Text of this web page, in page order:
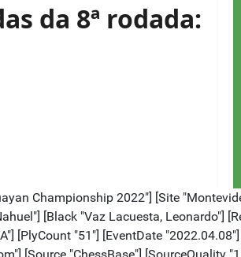
da 8ª rodada: